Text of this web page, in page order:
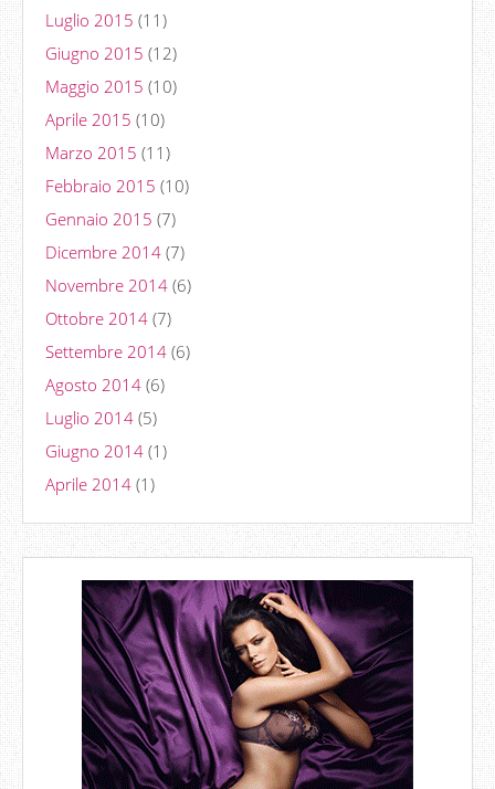
Luglio 2015 (11)
Giugno 2015 (12)
Maggio 2015 (10)
Aprile 2015 (10)
Marzo 2015 (11)
Febbraio 2015 (10)
Gennaio 2015 (7)
Dicembre 2014 (7)
Novembre 2014 (6)
Ottobre 2014 (7)
Settembre 2014 (6)
Agosto 2014 (6)
Luglio 2014 (5)
Giugno 2014 (1)
Aprile 2014 (1)